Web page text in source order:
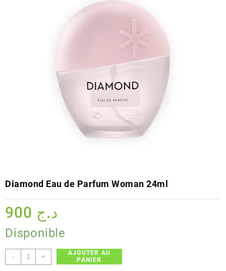
Diamond Eau de Parfum Woman 24ml
د.ج
Disponible
-
quantité
de
+
AJOUTER AU
PANIER